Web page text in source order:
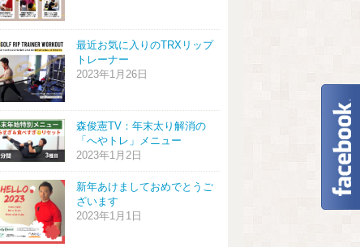
最近お気に入りのTRXリップ
トレーナー
2023年1月26日
森俊憲TV：年末太り解消の
「へやトレ」メニュー
2023年1月2日
新年あけましておめでとうご
ざいます
2023年1月1日